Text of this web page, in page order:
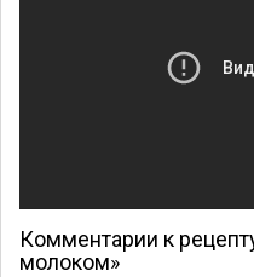
Комментарии к
молоком»